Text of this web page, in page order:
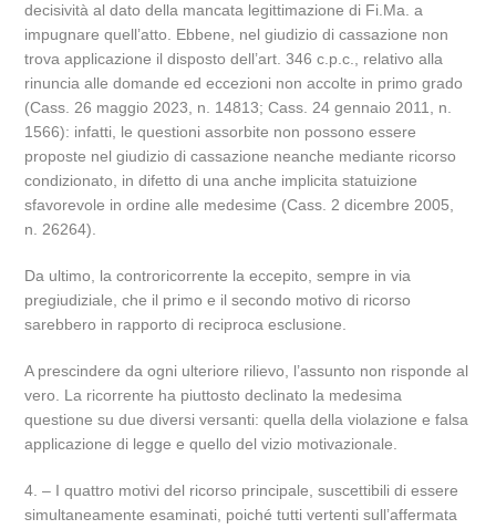
decisività al dato della mancata legittimazione di Fi.Ma. a
impugnare quell’atto. Ebbene, nel giudizio di cassazione non
trova applicazione il disposto dell’art. 346 c.p.c., relativo alla
rinuncia alle domande ed eccezioni non accolte in primo grado
(Cass. 26 maggio 2023, n. 14813; Cass. 24 gennaio 2011, n.
1566): infatti, le questioni assorbite non possono essere
proposte nel giudizio di cassazione neanche mediante ricorso
condizionato, in difetto di una anche implicita statuizione
sfavorevole in ordine alle medesime (Cass. 2 dicembre 2005,
n. 26264).
Da ultimo, la controricorrente la eccepito, sempre in via
pregiudiziale, che il primo e il secondo motivo di ricorso
sarebbero in rapporto di reciproca esclusione.
A prescindere da ogni ulteriore rilievo, l’assunto non risponde al
vero. La ricorrente ha piuttosto declinato la medesima
questione su due diversi versanti: quella della violazione e falsa
applicazione di legge e quello del vizio motivazionale.
4. – I quattro motivi del ricorso principale, suscettibili di essere
simultaneamente esaminati, poiché tutti vertenti sull’affermata